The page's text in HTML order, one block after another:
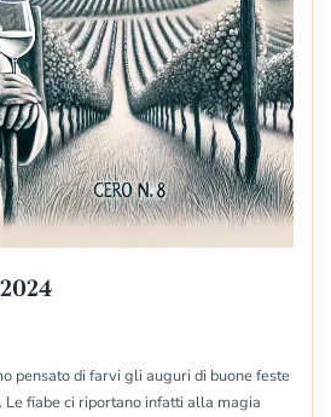
pensato di farvi gli auguri di buone feste
Le fiabe ci riportano infatti alla magia